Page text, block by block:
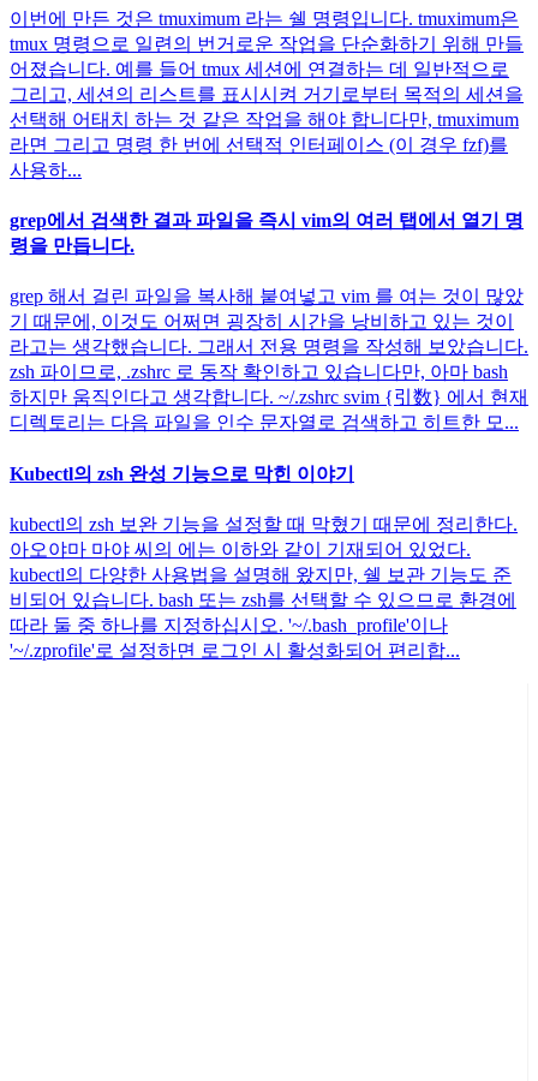
이번에 만든 것은 tmuximum 라는 쉘 명령입니다. tmuximum은
tmux 명령으로 일련의 번거로운 작업을 단순화하기 위해 만들
어졌습니다. 예를 들어 tmux 세션에 연결하는 데 일반적으로
그리고, 세션의 리스트를 표시시켜 거기로부터 목적의 세션을
선택해 어태치 하는 것 같은 작업을 해야 합니다만, tmuximum
라면 그리고 명령 한 번에 선택적 인터페이스 (이 경우 fzf)를
사용하...
grep에서 검색한 결과 파일을 즉시 vim의 여러 탭에서 열기 명
령을 만듭니다.
grep 해서 걸린 파일을 복사해 붙여넣고 vim 를 여는 것이 많았
기 때문에, 이것도 어쩌면 굉장히 시간을 낭비하고 있는 것이
라고는 생각했습니다. 그래서 전용 명령을 작성해 보았습니다.
zsh 파이므로, .zshrc 로 동작 확인하고 있습니다만, 아마 bash
하지만 움직인다고 생각합니다. ~/.zshrc svim {引数} 에서 현재
디렉토리는 다음 파일을 인수 문자열로 검색하고 히트한 모...
Kubectl의 zsh 완성 기능으로 막힌 이야기
kubectl의 zsh 보완 기능을 설정할 때 막혔기 때문에 정리한다.
아오야마 마야 씨의 에는 이하와 같이 기재되어 있었다.
kubectl의 다양한 사용법을 설명해 왔지만, 쉘 보관 기능도 준
비되어 있습니다. bash 또는 zsh를 선택할 수 있으므로 환경에
따라 둘 중 하나를 지정하십시오. '~/.bash_profile'이나
'~/.zprofile'로 설정하면 로그인 시 활성화되어 편리합...